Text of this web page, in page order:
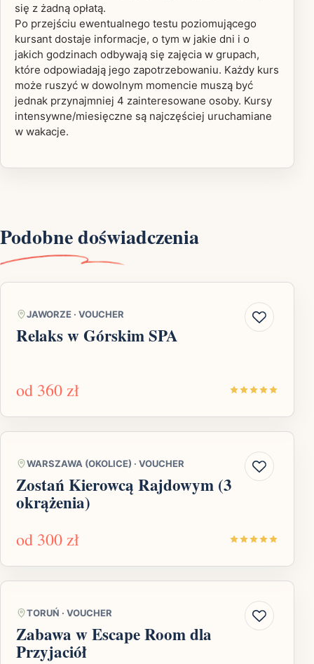
się z żadną opłatą.
Po przejściu ewentualnego testu poziomującego
kursant dostaje informacje, o tym w jakie dni i o
jakich godzinach odbywają się zajęcia w grupach,
które odpowiadają jego zapotrzebowaniu. Każdy kurs
może ruszyć w dowolnym momencie muszą być
jednak przynajmniej 4 zainteresowane osoby. Kursy
intensywne/miesięczne są najczęściej uruchamiane
w wakacje.
Podobne doświadczenia
JAWORZE · VOUCHER
Relaks w Górskim SPA
od 360 zł
WARSZAWA (OKOLICE) · VOUCHER
Zostań Kierowcą Rajdowym (3
okrążenia)
od 300 zł
TORUŃ · VOUCHER
Zabawa w Escape Room dla
Przyjaciół